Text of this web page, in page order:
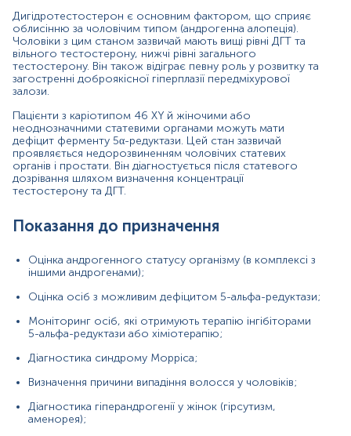
Діагностика синдрому Морріса;
Визначення причини випадіння волосся у
чоловіків;
Діагностика гіперандрогенії у жінок (гірсутизм,
аменорея);
Наявність клінічних ознак гіпогонадизму в
чоловіків (безпліддя, зниження статевого потягу).
Причини підвищення рівня:
доброякісна гіперплазія передміхурової залози;
андрогенпродукуючі пухлини надниркових і
ідіопатичний гірсутизм
Причини зниження рівня:
дефіцит 5-альфа-редуктази;
чоловічий гіпогонадизм;
синдром Морріса;
вживання інгібіторів 5-альфа-редуктази.
Дигідротестостерон є основним фактором, що сприяє
облисінню за чоловічим типом (андрогенна алопеція).
Чоловіки з цим станом зазвичай мають вищі рівні ДГТ та
вільного тестостерону, нижчі рівні загального
тестостерону. Він також відіграє певну роль у розвитку та
загостренні доброякісної гіперплазії передміхурової
залози.
Пацієнти з каріотипом 46 XY й жіночими або
неоднозначними статевими органами можуть мати
дефіцит ферменту 5α-редуктази. Цей стан зазвичай
проявляється недорозвиненням чоловічих статевих
органів і простати. Він діагностується після статевого
дозрівання шляхом визначення концентрації
тестостерону та ДГТ.
Показання до призначення
Оцінка андрогенного статусу організму (в комплексі з
іншими андрогенами);
Оцінка осіб з можливим дефіцитом 5-альфа-редуктази;
Моніторинг осіб, які отримують терапію інгібіторами
5-альфа-редуктази або хіміотерапію;
Діагностика синдрому Морріса;
Визначення причини випадіння волосся у чоловіків;
Діагностика гіперандрогенії у жінок (гірсутизм,
аменорея);